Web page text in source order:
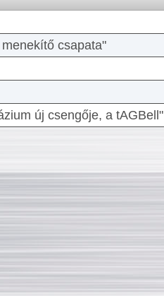
csapata"
új csengője, a tAGBell"